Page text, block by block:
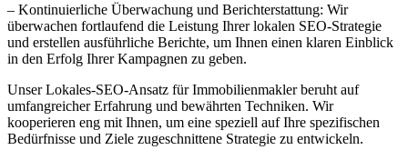
– Kontinuierliche Überwachung und Berichterstattung: Wir
überwachen fortlaufend die Leistung Ihrer lokalen SEO-Strategie
und erstellen ausführliche Berichte, um Ihnen einen klaren Einblick
in den Erfolg Ihrer Kampagnen zu geben.
Unser Lokales-SEO-Ansatz für Immobilienmakler beruht auf
umfangreicher Erfahrung und bewährten Techniken. Wir
kooperieren eng mit Ihnen, um eine speziell auf Ihre spezifischen
Bedürfnisse und Ziele zugeschnittene Strategie zu entwickeln.